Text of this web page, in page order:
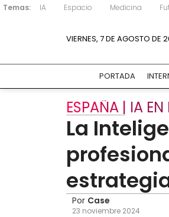
Temas: IA Espacio Medicina
VIERNES, 7 DE AGOSTO DE
PORTADA
ESPAÑA | IA EN
La
Por Case
23 noviembre 2024